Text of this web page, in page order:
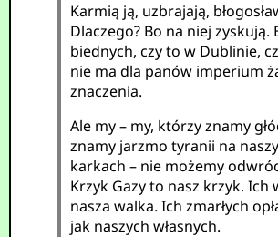
Karmią ją, uzbrajają,
Dlaczego? Bo na niej zyskują.
biednych, czy to w Dublinie,
nie ma dla panów imperium
znaczenia.
Ale my – my, którzy znamy
znamy jarzmo tyranii na
karkach – nie możemy
Krzyk Gazy to nasz krzyk. Ich
nasza walka. Ich zmarłych
jak naszych własnych.